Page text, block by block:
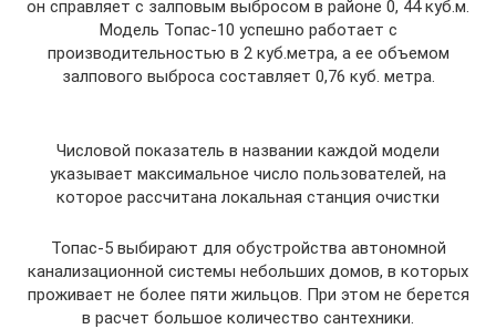
он справляет с залповым выбросом в районе 0, 44 куб.м.
Модель Топас-10 успешно работает с
производительностью в 2 куб.метра, а ее объемом
залпового выброса составляет 0,76 куб. метра.
Числовой показатель в названии каждой модели
указывает максимальное число пользователей, на
которое рассчитана локальная станция очистки
Топас-5 выбирают для обустройства автономной
канализационной системы небольших домов, в которых
проживает не более пяти жильцов. При этом не берется
в расчет большое количество сантехники.